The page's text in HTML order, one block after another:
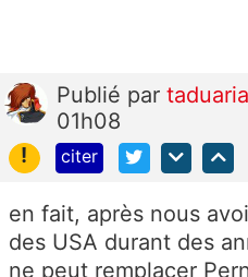
Publié par
01h08
!
citer
en fait, après nous
des USA durant des
ne peut remplacer